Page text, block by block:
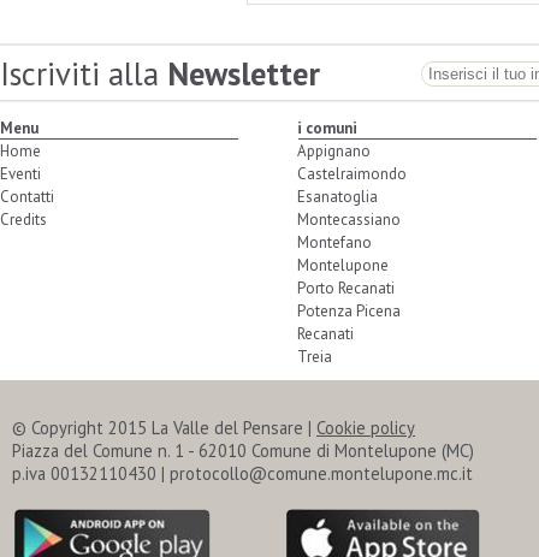
Iscriviti alla Newsletter
Menu
Home
Eventi
Contatti
Credits
i comuni
Appignano
Castelraimondo
Esanatoglia
Montecassiano
Montefano
Montelupone
Porto Recanati
Potenza Picena
Recanati
Treia
© Copyright 2015 La Valle del Pensare | Cookie policy
Piazza del Comune n. 1 - 62010 Comune di Montelupone (MC)
p.iva 00132110430 | protocollo@comune.montelupone.mc.it